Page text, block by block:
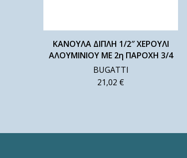
ΚΑΝΟΥΛΑ ΔΙΠΛΗ 1/2″ ΧΕΡΟΥΛΙ
ΑΛΟΥΜΙΝΙΟΥ ΜΕ 2η ΠΑΡΟΧΗ 3/4
BUGATTI
21,02 €